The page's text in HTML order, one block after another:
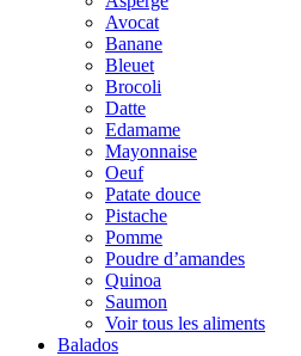
Avocat
Banane
Bleuet
Brocoli
Datte
Edamame
Mayonnaise
Oeuf
Patate douce
Pistache
Pomme
Poudre d’amandes
Quinoa
Saumon
Voir tous les aliments
Balados